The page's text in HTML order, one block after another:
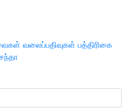
வலைப்பதிவுகள் பத்திரிகை